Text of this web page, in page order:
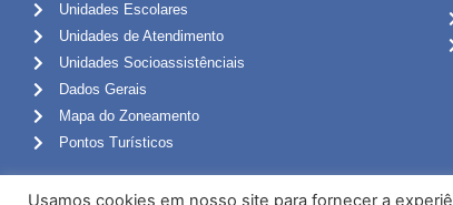
Unidades Escolares
Unidades de Atendimento
Unidades Socioassistênciais
Dados Gerais
Mapa do Zoneamento
Pontos Turísticos
Usamos cookies em nosso site para fornecer a